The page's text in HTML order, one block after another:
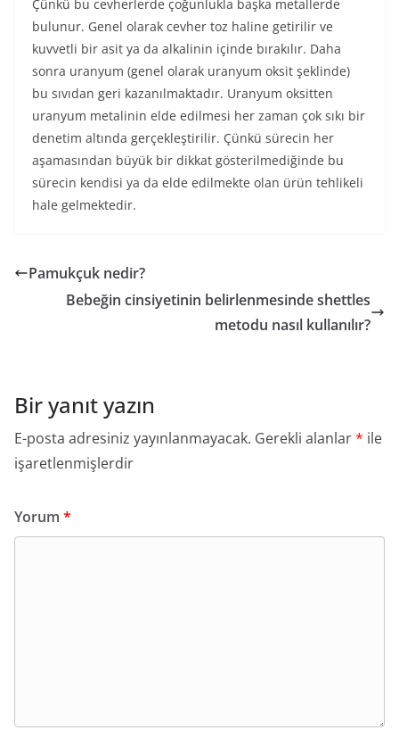
Çünkü bu cevherlerde çoğunlukla başka metallerde
bulunur. Genel olarak cevher toz haline getirilir ve
kuvvetli bir asit ya da alkalinin içinde bırakılır. Daha
sonra uranyum (genel olarak uranyum oksit şeklinde)
bu sıvıdan geri kazanılmaktadır. Uranyum oksitten
uranyum metalinin elde edilmesi her zaman çok sıkı bir
denetim altında gerçekleştirilir. Çünkü sürecin her
aşamasından büyük bir dikkat gösterilmediğinde bu
sürecin kendisi ya da elde edilmekte olan ürün tehlikeli
hale gelmektedir.
Pamukçuk nedir?
Bebeğin cinsiyetinin belirlenmesinde shettles
metodu nasıl kullanılır?
Bir yanıt yazın
E-posta adresiniz yayınlanmayacak. Gerekli alanlar* ile
işaretlenmişlerdir
Yorum *